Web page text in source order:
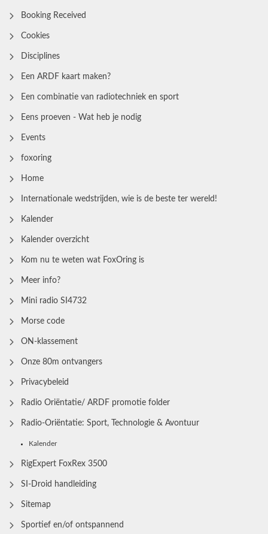
Booking Received
Cookies
Disciplines
Een ARDF kaart maken?
Een combinatie van radiotechniek en sport
Eens proeven - Wat heb je nodig
Events
foxoring
Home
Internationale wedstrijden, wie is de beste ter wereld!
Kalender
Kalender overzicht
Kom nu te weten wat FoxOring is
Meer info?
Mini radio SI4732
Morse code
ON-klassement
Onze 80m ontvangers
Privacybeleid
Radio Oriëntatie/ ARDF promotie folder
Radio‑Oriëntatie: Sport, Technologie & Avontuur
Kalender
RigExpert FoxRex 3500
SI-Droid handleiding
Sitemap
Sportief en/of ontspannend